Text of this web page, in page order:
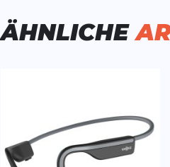
ÄHNLICHE